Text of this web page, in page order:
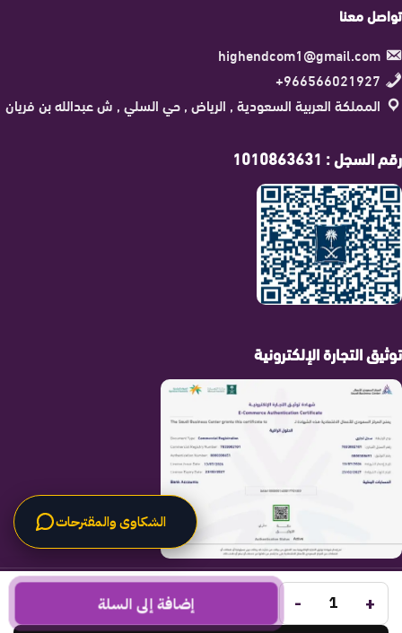
تواصل معنا
highendcom1@gmail.com
966566021927+
المملكة العربية السعودية , الرياض , حي السلي , ش عبدالله بن فريان
رقم السجل : 1010863631
توثيق التجارة الإلكترونية
جميع الحقوق محفوظة لـالحلول الراقية© 2025.
تم التطوير بواسطةCode Times
. +
- إضافة إلى السلة
الشكاوى والمقترحات